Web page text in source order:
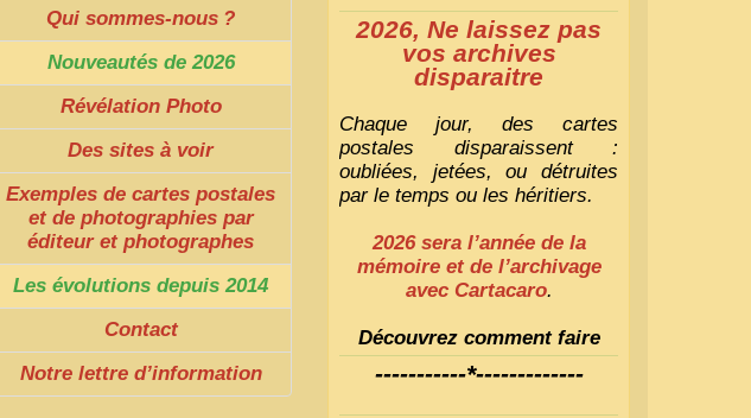
Qui sommes-nous ?
Nouveautés de 2026
Révélation Photo
Des sites à voir
Exemples de cartes postales
et de photographies par
éditeur et photographes
Les évolutions depuis 2014
Contact
Notre lettre d’information
2026, Ne laissez pas
vos archives
disparaitre
Chaque jour, des cartes
postales disparaissent :
oubliées, jetées, ou détruites
par le temps ou les héritiers.
2026 sera l’année de la
mémoire et de l’archivage
avec Cartacaro.
Découvrez comment faire
1
-----------*-------------